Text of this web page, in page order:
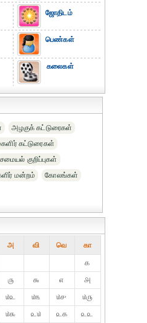
ஜோதிடம்
பெண்கள்
கலைகள்
அழகுக் கட்டுரைகள்
கட்டுரைகள்
சமையல் குறிப்புகள்
மன்றம்
கோலங்கள்
அ வி வெ கா
௧
௫ ௬ ௭
௮
௰௨ ௰௩ ௰௪
௰௫
௰௯ ௨௰ ௨௧
௨௨